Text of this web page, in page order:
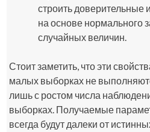
строить доверительные
на основе нормального
случайных величин.
Стоит заметить, что эти
малых выборках не
лишь с ростом числа
выборках. Получаемые
всегда будут далеки от